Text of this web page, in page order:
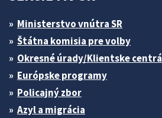
Ministerstvo vnútra SR
Štátna komisia pre volby
Okresné úrady/Klientske centrá
Európske programy
Policajný zbor
Azyl a migrácia